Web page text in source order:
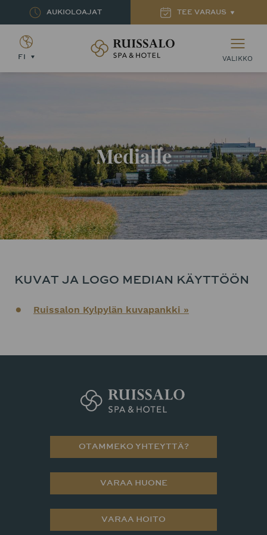
FI
Ruissalon Kylpylä – Ruissalo Spa Hotel
VALIKKO
AUKIOLOAJAT TEE VARAUS
Medialle
KUVAT JA LOGO MEDIAN KÄYTTÖÖN
Ruissalon Kylpylän kuvapankki »
OTAMMEKO YHTEYTTÄ?
VARAA HUONE
VARAA HOITO